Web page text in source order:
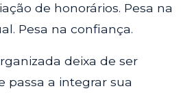
de honorários. Pesa na
Pesa na confiança.
deixa de ser
passa a integrar sua